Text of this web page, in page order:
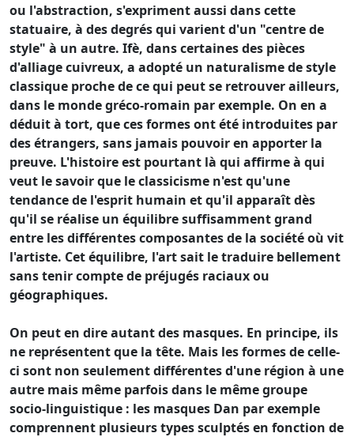
ou l'abstraction, s'expriment aussi dans cette
statuaire, à des degrés qui varient d'un "centre de
style" à un autre. Ifè, dans certaines des pièces
d'alliage cuivreux, a adopté un naturalisme de style
classique proche de ce qui peut se retrouver ailleurs,
dans le monde gréco-romain par exemple. On en a
déduit à tort, que ces formes ont été introduites par
des étrangers, sans jamais pouvoir en apporter la
preuve. L'histoire est pourtant là qui affirme à qui
veut le savoir que le classicisme n'est qu'une
tendance de l'esprit humain et qu'il apparaît dès
qu'il se réalise un équilibre suffisamment grand
entre les différentes composantes de la société où vit
l'artiste. Cet équilibre, l'art sait le traduire bellement
sans tenir compte de préjugés raciaux ou
géographiques.
On peut en dire autant des masques. En principe, ils
ne représentent que la tête. Mais les formes de celle-
ci sont non seulement différentes d'une région à une
autre mais même parfois dans le même groupe
socio-linguistique : les masques Dan par exemple
comprennent plusieurs types sculptés en fonction de